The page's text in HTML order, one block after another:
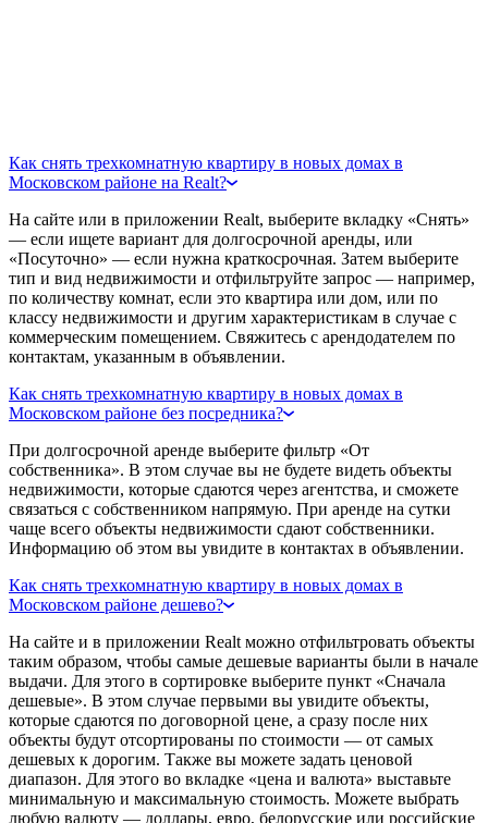
Как снять трехкомнатную квартиру в новых домах в
Московском районе на Realt?
На сайте или в приложении Realt, выберите вкладку «Снять»
— если ищете вариант для долгосрочной аренды, или
«Посуточно» — если нужна краткосрочная. Затем выберите
тип и вид недвижимости и отфильтруйте запрос — например,
по количеству комнат, если это квартира или дом, или по
классу недвижимости и другим характеристикам в случае с
коммерческим помещением. Свяжитесь с арендодателем по
контактам, указанным в объявлении.
Как снять трехкомнатную квартиру в новых домах в
Московском районе без посредника?
При долгосрочной аренде выберите фильтр «От
собственника». В этом случае вы не будете видеть объекты
недвижимости, которые сдаются через агентства, и сможете
связаться с собственником напрямую. При аренде на сутки
чаще всего объекты недвижимости сдают собственники.
Информацию об этом вы увидите в контактах в объявлении.
Как снять трехкомнатную квартиру в новых домах в
Московском районе дешево?
На сайте и в приложении Realt можно отфильтровать объекты
таким образом, чтобы самые дешевые варианты были в начале
выдачи. Для этого в сортировке выберите пункт «Сначала
дешевые». В этом случае первыми вы увидите объекты,
которые сдаются по договорной цене, а сразу после них
объекты будут отсортированы по стоимости — от самых
дешевых к дорогим. Также вы можете задать ценовой
диапазон. Для этого во вкладке «цена и валюта» выставьте
минимальную и максимальную стоимость. Можете выбрать
любую валюту — доллары, евро, белорусские или российские